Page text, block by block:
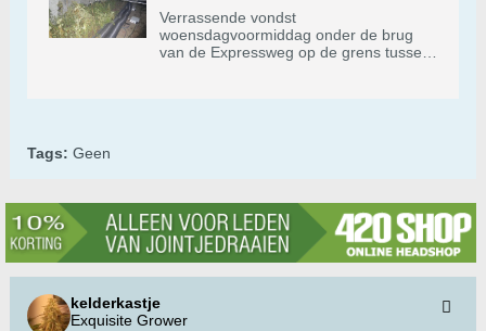
Verrassende vondst
woensdagvoormiddag onder de brug
van de Expressweg op de grens tussen
Tags: Geen
kelderkastje
Exquisite Grower